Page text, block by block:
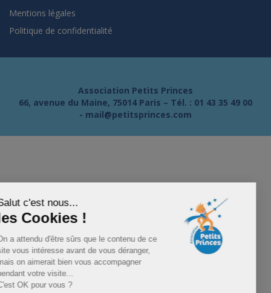
Salut c'est nous...
les Cookies !
On a attendu d'être sûrs que le contenu de ce
site vous intéresse avant de vous déranger,
mais on aimerait bien vous accompagner
pendant votre visite...
C'est OK pour vous ?
Mentions légales
Politique de confidentialité
Association Petits Princes
66, avenue du Maine, 75014 Paris – Tél. : 01 43 35 49 00
- mail@petitsprinces.com